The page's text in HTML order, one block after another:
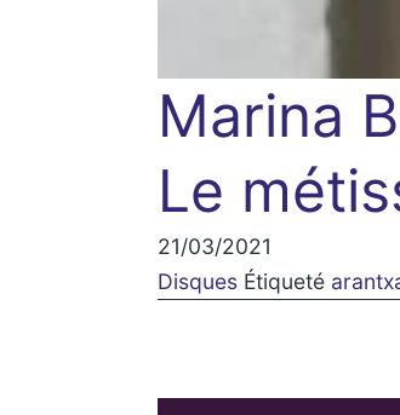
Marina
Le
21/03/2021
Disques Étiqueté